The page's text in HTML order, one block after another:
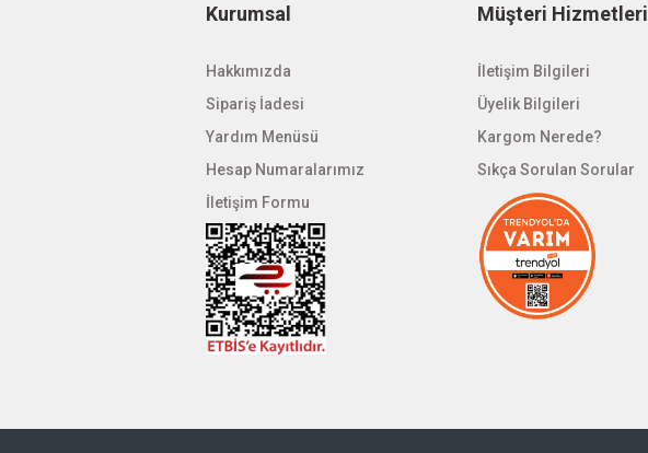
Kurumsal
Hakkımızda
Sipariş İadesi
Yardım Menüsü
Hesap Numaralarımız
İletişim Formu
Müşteri Hizmetleri
İletişim Bilgileri
Üyelik Bilgileri
Kargom Nerede?
Sıkça Sorulan Sorular